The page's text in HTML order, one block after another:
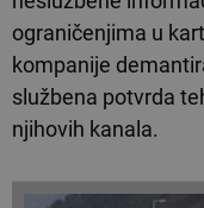
ograničenjima u
kompanije
službena potvrda
njihovih kanala.